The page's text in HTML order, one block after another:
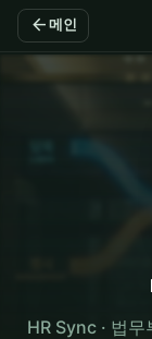
arrow_back 메인
HR Sync · 법